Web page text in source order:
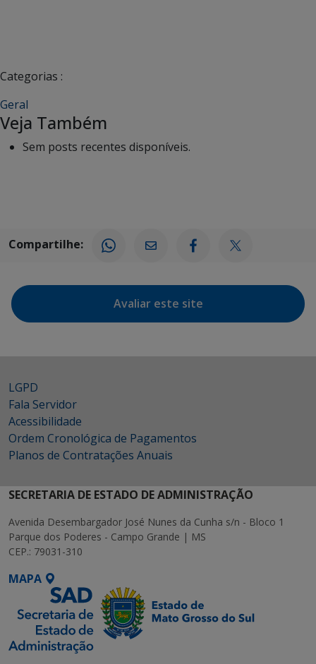
Categorias :
Geral
Veja Também
Sem posts recentes disponíveis.
Compartilhe:
Avaliar este site
LGPD
Fala Servidor
Acessibilidade
Ordem Cronológica de Pagamentos
Planos de Contratações Anuais
SECRETARIA DE ESTADO DE ADMINISTRAÇÃO
Avenida Desembargador José Nunes da Cunha s/n - Bloco 1
Parque dos Poderes - Campo Grande | MS
CEP.: 79031-310
MAPA